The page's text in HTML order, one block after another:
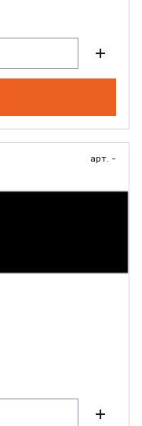
арт. -